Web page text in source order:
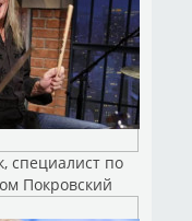
специалист по
Покровский